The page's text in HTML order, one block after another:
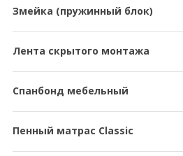
Змейка (пружинный блок)
Лента скрытого монтажа
Спанбонд мебельный
Пенный матрас Classic